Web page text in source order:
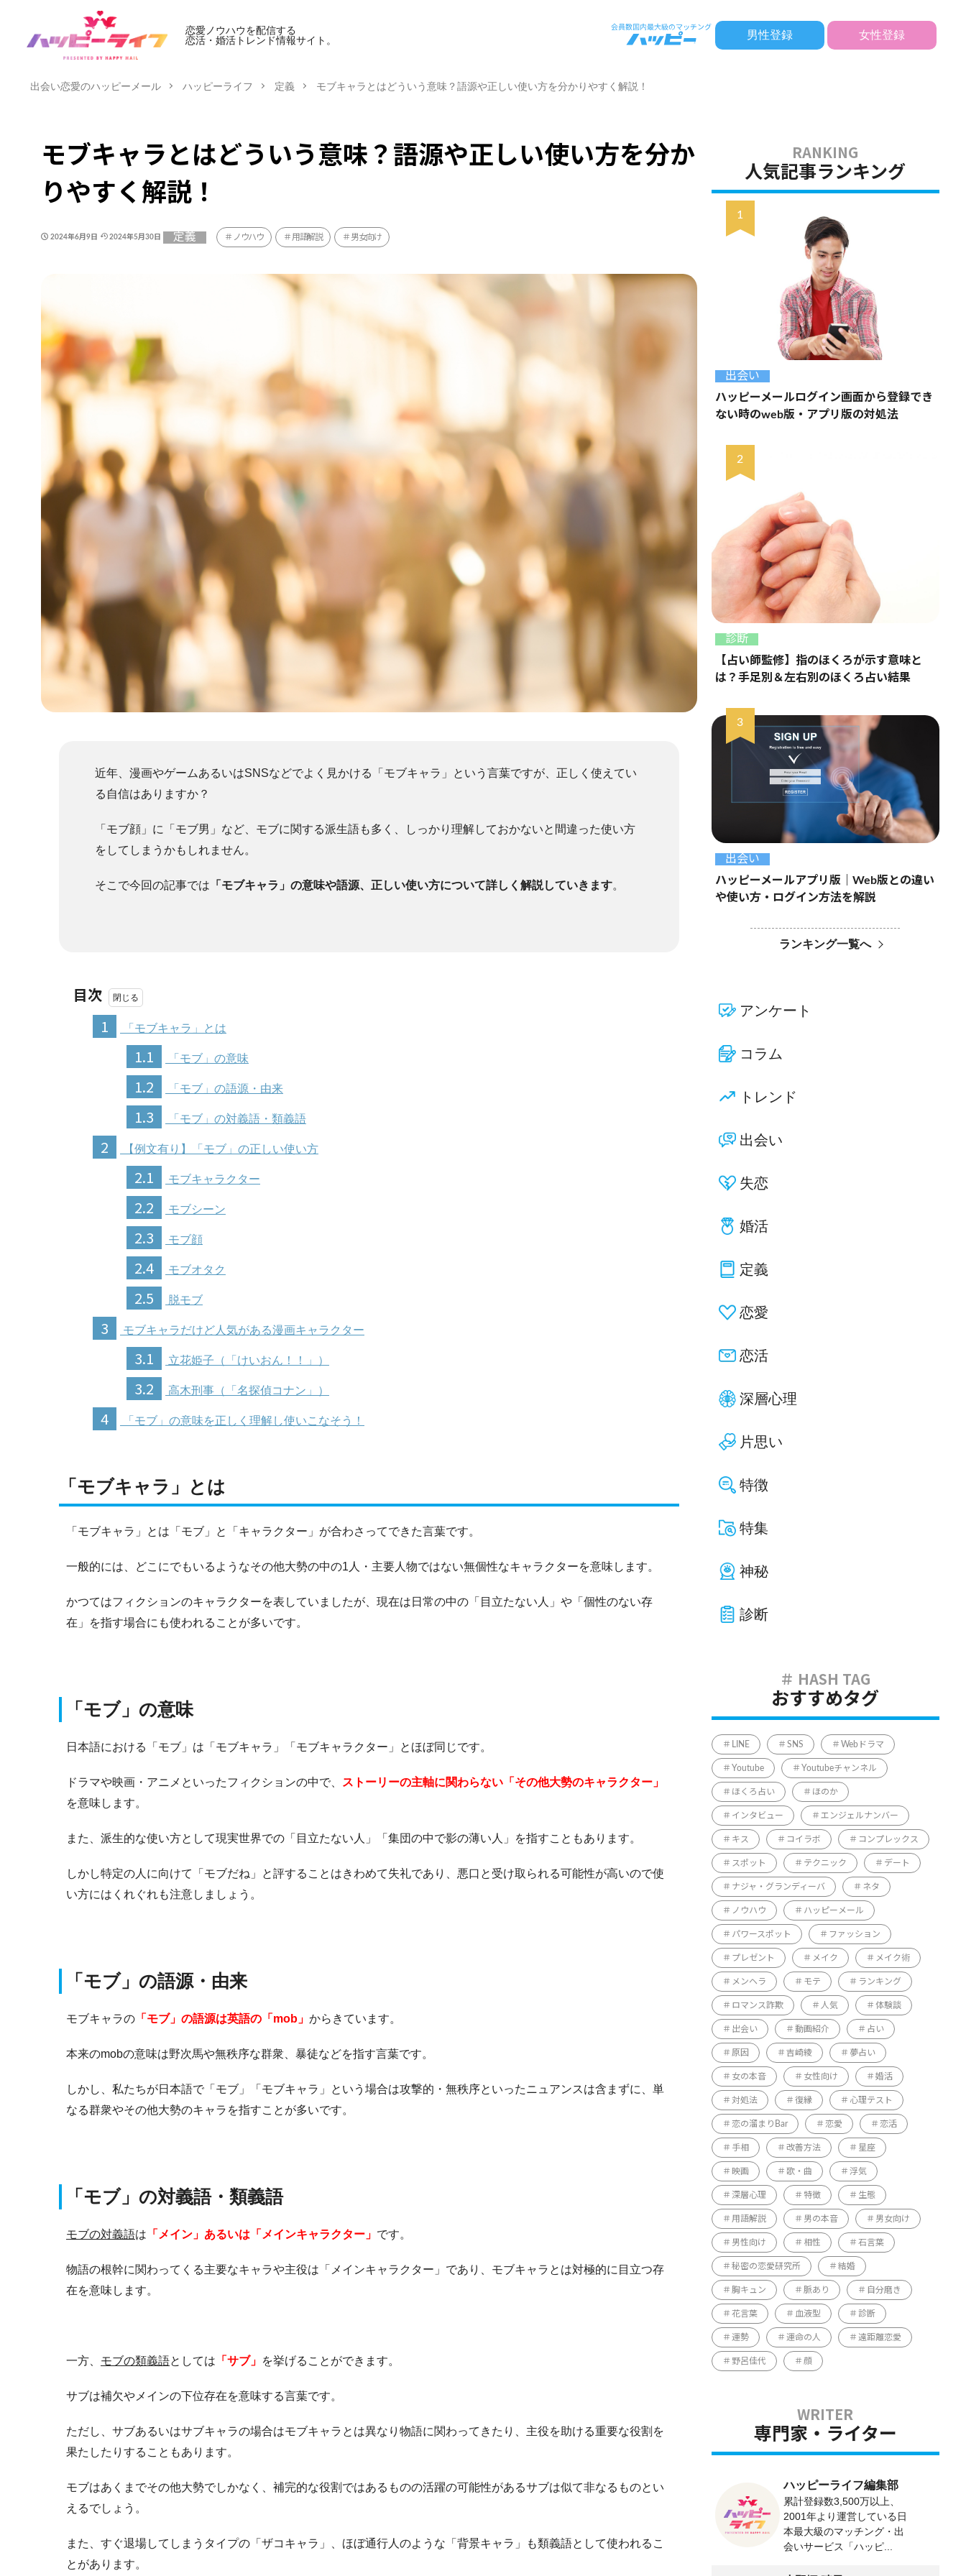
恋愛ノウハウを配信する
恋活・婚活トレンド情報サイト。
男性登録 女性登録
出会い恋愛のハッピーメール ハッピーライフ 定義 モブキャラとはどういう意味？語源や正しい使い方を分かりやすく解説！
モブキャラとはどういう意味？語源や正しい使い方を分か
りやすく解説！
2024年6月9日 2024年5月30日 定義 ノウハウ 用語解説 男女向け
近年、漫画やゲームあるいはSNSなどでよく見かける「モブキャラ」という言葉ですが、正しく使えてい
る自信はありますか？
「モブ顔」に「モブ男」など、モブに関する派生語も多く、しっかり理解しておかないと間違った使い方
をしてしまうかもしれません。
そこで今回の記事では 「モブキャラ」の意味や語源、正しい使い方について詳しく解説していきます。
目次
1
「モブキャラ」とは
1.1 「モブ」の意味
1.2 「モブ」の語源・由来
1.3 「モブ」の対義語・類義語
2 【例文有り】「モブ」の正しい使い方
2.1 モブキャラクター
2.2 モブシーン
2.3 モブ顔
2.4 モブオタク
2.5 脱モブ
3 モブキャラだけど人気がある漫画キャラクター
3.1 立花姫子（「けいおん！！」）
3.2 高木刑事（「名探偵コナン」）
4 「モブ」の意味を正しく理解し使いこなそう！
「モブキャラ」とは
「モブキャラ」とは「モブ」と「キャラクター」が合わさってできた言葉です。
一般的には、どこにでもいるようなその他大勢の中の1人・主要人物ではない無個性なキャラクターを意味します。
かつてはフィクションのキャラクターを表していましたが、現在は日常の中の「目立たない人」や「個性のない存
在」を指す場合にも使われることが多いです。
「モブ」の意味
日本語における「モブ」は「モブキャラ」「モブキャラクター」とほぼ同じです。
ドラマや映画・アニメといったフィクションの中で、 ストーリーの主軸に関わらない「その他大勢のキャラクター」
を意味します。
また、派生的な使い方として現実世界での「目立たない人」「集団の中で影の薄い人」を指すこともあります。
しかし特定の人に向けて「モブだね」と評することはきわめて失礼であり、悪口と受け取られる可能性が高いので使
い方にはくれぐれも注意しましょう。
「モブ」の語源・由来
モブキャラの 「モブ」の語源は英語の「mob」 からきています。
本来のmobの意味は野次馬や無秩序な群衆、暴徒などを指す言葉です。
しかし、私たちが日本語で「モブ」「モブキャラ」という場合は攻撃的・無秩序といったニュアンスは含まずに、単
なる群衆やその他大勢のキャラを指すことが多いです。
「モブ」の対義語・類義語
モブの対義語は 「メイン」あるいは「メインキャラクター」 です。
物語の根幹に関わってくる主要なキャラや主役は「メインキャラクター」であり、モブキャラとは対極的に目立つ存
在を意味します。
一方、 モブの類義語としては 「サブ」 を挙げることができます。
サブは補欠やメインの下位存在を意味する言葉です。
ただし、サブあるいはサブキャラの場合はモブキャラとは異なり物語に関わってきたり、主役を助ける重要な役割を
果たしたりすることもあります。
モブはあくまでその他大勢でしかなく、補完的な役割ではあるものの活躍の可能性があるサブは似て非なるものとい
えるでしょう。
また、すぐ退場してしまうタイプの「ザコキャラ」、ほぼ通行人のような「背景キャラ」も類義語として使われるこ
とがあります。
人気記事ランキング
出会い
ハッピーメールログイン画面から登録でき
ない時のweb版・アプリ版の対処法
診断
【占い師監修】指のほくろが示す意味と
は？手足別＆左右別のほくろ占い結果
出会い
ハッピーメールアプリ版｜Web版との違い
や使い方・ログイン方法を解説
ランキング一覧へ
アンケート
コラム
トレンド
出会い
失恋
婚活
定義
恋愛
恋活
深層心理
片思い
特徴
特集
神秘
診断
おすすめタグ
LINE SNS Webドラマ
Youtube Youtubeチャンネル
ほくろ占い ほのか
インタビュー エンジェルナンバー
キス コイラボ コンプレックス
スポット テクニック デート
ナジャ・グランディーバ ネタ
ノウハウ ハッピーメール
パワースポット ファッション
プレゼント メイク メイク術
メンヘラ モテ ランキング
ロマンス詐欺 人気 体験談
出会い 動画紹介 占い
原因 吉崎綾 夢占い
女の本音 女性向け 婚活
対処法 復縁 心理テスト
恋の溜まりBar 恋愛 恋活
手相 改善方法 星座
映画 歌・曲 浮気
深層心理 特徴 生態
用語解説 男の本音 男女向け
男性向け 相性 石言葉
秘密の恋愛研究所 結婚
胸キュン 脈あり 自分磨き
花言葉 血液型 診断
運勢 運命の人 遠距離恋愛
野呂佳代 顔
専門家・ライター
ハッピーライフ編集部
累計登録数3,500万以上、
2001年より運営している日
本最大級のマッチング・出
会いサービス「ハッピ...